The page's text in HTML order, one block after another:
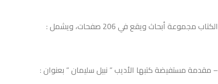
الكتاب مجموعة أبحاث ويقع في 206 صفحات، ويشمل :
– مقدمة مستفيضة كتبها الأديب ” نبيل سليمان ” بعنوان :